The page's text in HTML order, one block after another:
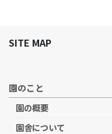
SITE MAP
園のこと
園の概要
園舎について